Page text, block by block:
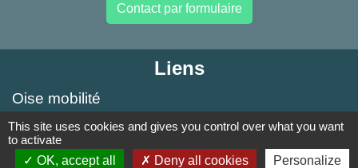
Contact par formulaire
Liens
Oise mobilité
Agence nationale des titres sécurisés
Service Public
This site uses cookies and gives you control over what you want
to activate
OK, accept all
Deny all cookies Personalize